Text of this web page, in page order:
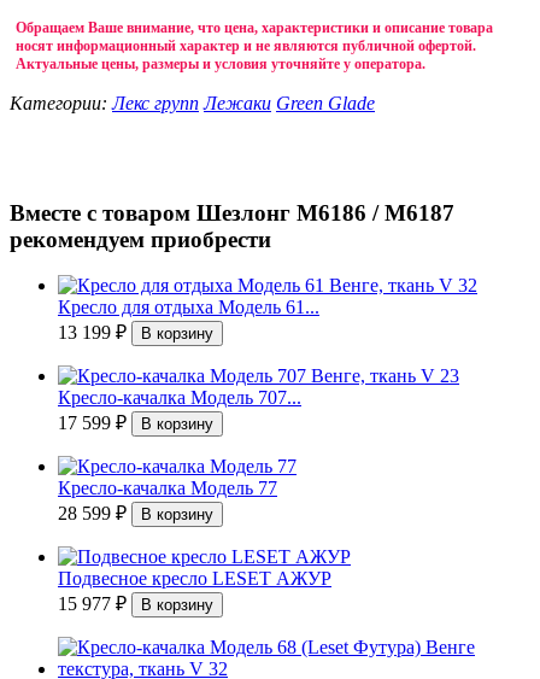
Обращаем Ваше внимание, что цена, характеристики и описание товара
носят информационный характер и не являются публичной офертой.
Актуальные цены, размеры и условия уточняйте у оператора.
Категории:Лекс групп Лежаки Green Glade
Вместе с товаром Шезлонг М6186 / М6187
рекомендуем приобрести
Кресло для отдыха Модель 61...
13 199 ₽
Кресло-качалка Модель 707...
17 599 ₽
Кресло-качалка Модель 77
28 599 ₽
Подвесное кресло LESET АЖУР
15 977 ₽